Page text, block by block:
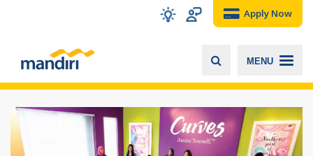
Apply Now
MENU